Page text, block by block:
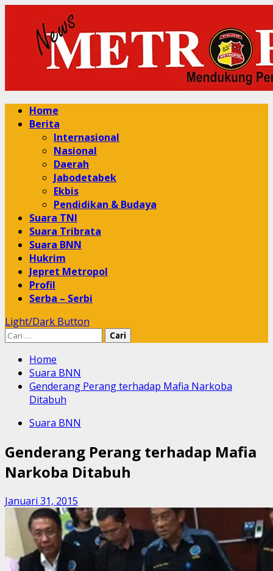
content
Primary
Menu
Home
Berita
Internasional
Nasional
Daerah
Jabodetabek
Ekbis
Pendidikan & Budaya
Suara TNI
Suara Tribrata
Suara BNN
Hukrim
Jepret Metropol
Profil
Serba – Serbi
Light/Dark Button
Cari
Home
Suara BNN
Genderang Perang terhadap Mafia Narkoba
Ditabuh
Suara BNN
Genderang Perang terhadap Mafia
Narkoba Ditabuh
Januari 31, 2015